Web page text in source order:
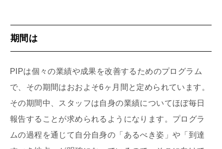
期間は
PIPは個々の業績や成果を改善するためのプログラム
で、その期間はおおよそ6ヶ月間と定められています。
その期間中、スタッフは自身の業績についてほぼ毎日
報告することが求められるようになります。プログラ
ムの過程を通じて自分自身の「あるべき姿」や「到達